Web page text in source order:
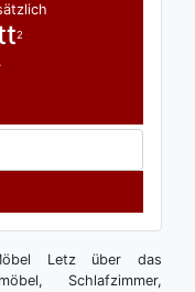
2
Letz über das
Schlafzimmer,